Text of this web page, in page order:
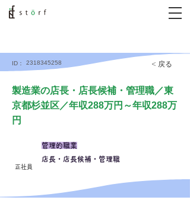
ID： 2318345258 < 戻る
製造業の店長・店長候補・管理職／東
京都杉並区／年収288万円～年収288万
円
正社員
管理的職業
店長・店長候補・管理職